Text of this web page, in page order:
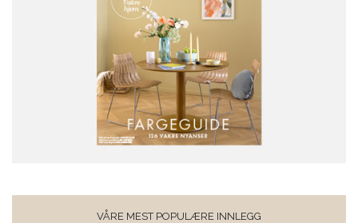
VÅRE MEST POPULÆRE INNLEGG